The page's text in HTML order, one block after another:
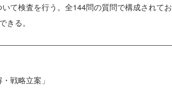
て検査を行う。全144問の質問で構成されてお
きる。
戦略立案」